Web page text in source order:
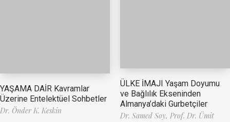
YAŞAMA DAİR Kavramlar
Üzerine Entelektüel Sohbetler
Dr. Önder K. Keskin
ÜLKE İMAJI Yaşam Doyumu
ve Bağlılık Ekseninden
Almanya’daki Gurbetçiler
Dr. Samed Soy, Prof. Dr. Ümit